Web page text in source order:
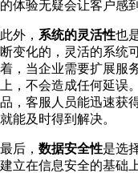
的体验无疑会让客户感
此外， 系统的灵活性也
断变化的，灵活的系统
着，当企业需要扩展服
上，不会造成任何延误
品，客服人员能迅速获
就能及时得到解决。
最后， 数据安全性是选
建立在信息安全的基础